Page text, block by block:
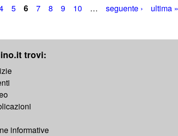
5 6 7 8 9 10 … seguente › ultima »
trovi:
informative